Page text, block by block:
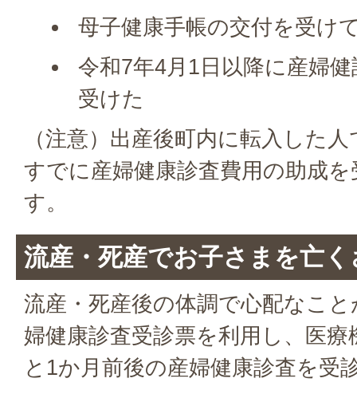
母子健康手帳の交付を受け
令和7年4月1日以降に産婦
受けた
（注意）出産後町内に転入した
すでに産婦健康診査費用の助成
す。
流産・死産でお子さまを亡
流産・死産後の体調で心配なこ
婦健康診査受診票を利用し、医
と1か月前後の産婦健康診査を受